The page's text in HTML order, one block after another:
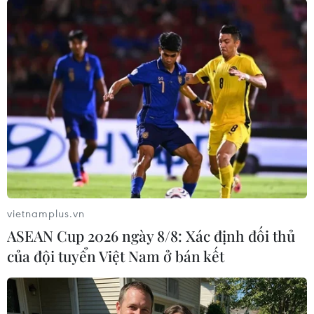
Ngoài ra, Sở Giao thông Vận tải cũng chỉ đạo lực
lượng Thanh tra Giao thông Vận tải tiếp tục tăng
cường công tác xử lý về trật tự an toàn giao
thông trên địa bàn thủ đô và thường xuyên cập
nhật, báo cáo kết quả vi phạm về Sở Giao thông
để có các biện pháp xử lý./.
(Vietnam+)
vietnamplus.vn
ASEAN Cup 2026 ngày 8/8: Xác định đối thủ
của đội tuyển Việt Nam ở bán kết